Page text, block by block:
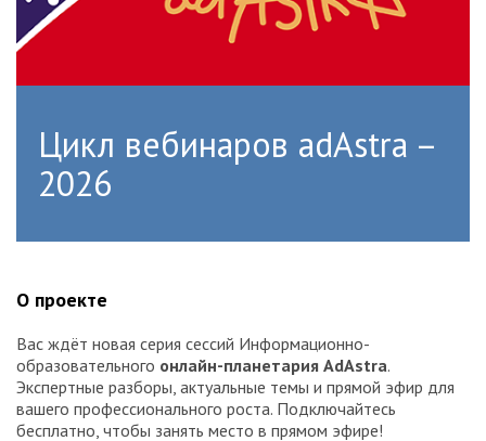
Цикл вебинаров adAstra –
2026
О проекте
Вас ждёт новая серия сессий Информационно-
образовательного онлайн-планетария AdAstra.
Экспертные разборы, актуальные темы и прямой эфир для
вашего профессионального роста. Подключайтесь
бесплатно, чтобы занять место в прямом эфире!